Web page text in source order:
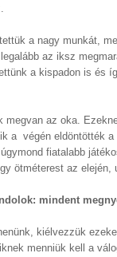
a nagy munkát,
az iksz
a kispadon is és
megvan az oka.
a végén eldöntötték
fiatalabb
ötméterest az
mindent
kiélvezzük
menniük kell a